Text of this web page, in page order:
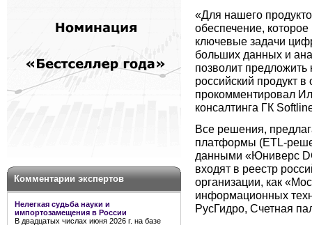
Комментарии экспертов
Нелегкая судьба науки и
импортозамещения в России
В двадцатых числах июня 2026 г. на базе
«Для нашего
обеспечение,
ключевые задачи
больших данных и
позволит
российский продукт
прокомментировал
консалтинга ГК
Все решения,
платформы (ETL-
данными «Юниверс
входят в реестр
организации, как
информационных
РусГидро, Счетная